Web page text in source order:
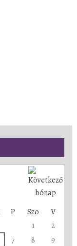
P Szo
V
1
2
7 8
9